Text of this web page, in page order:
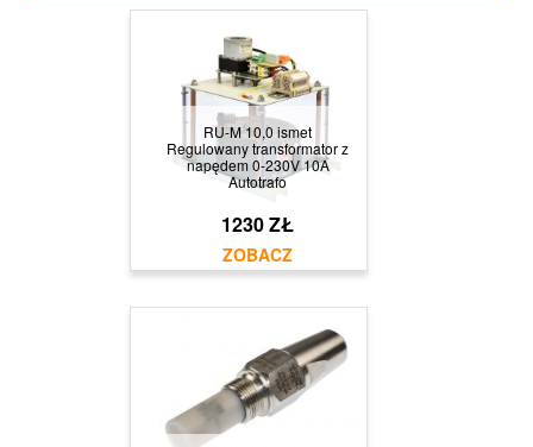
RU-M 10,0 ismet
Regulowany transformator z
napędem 0-230V 10A
Autotrafo
1230 ZŁ